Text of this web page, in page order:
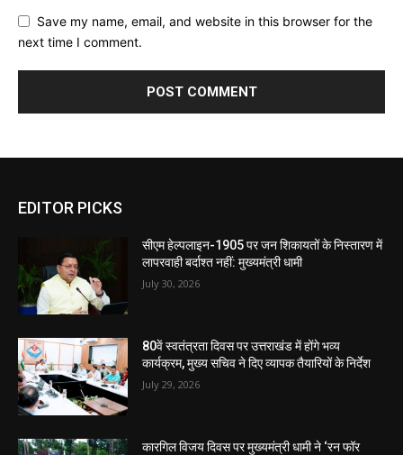
Save my name, email, and website in this browser for the
next time I comment.
EDITOR PICKS
सीएम हेल्पलाइन-1905 पर जन शिकायतों के निस्तारण में
लापरवाही बर्दाश्त नहीं: मुख्यमंत्री धामी
July 30, 2026
80वें स्वतंत्रता दिवस पर उत्तराखंड में होंगे भव्य
कार्यक्रम, मुख्य सचिव ने दिए व्यापक तैयारियों के निर्देश
July 29, 2026
कारगिल विजय दिवस पर मुख्यमंत्री धामी ने ‘रन फॉर